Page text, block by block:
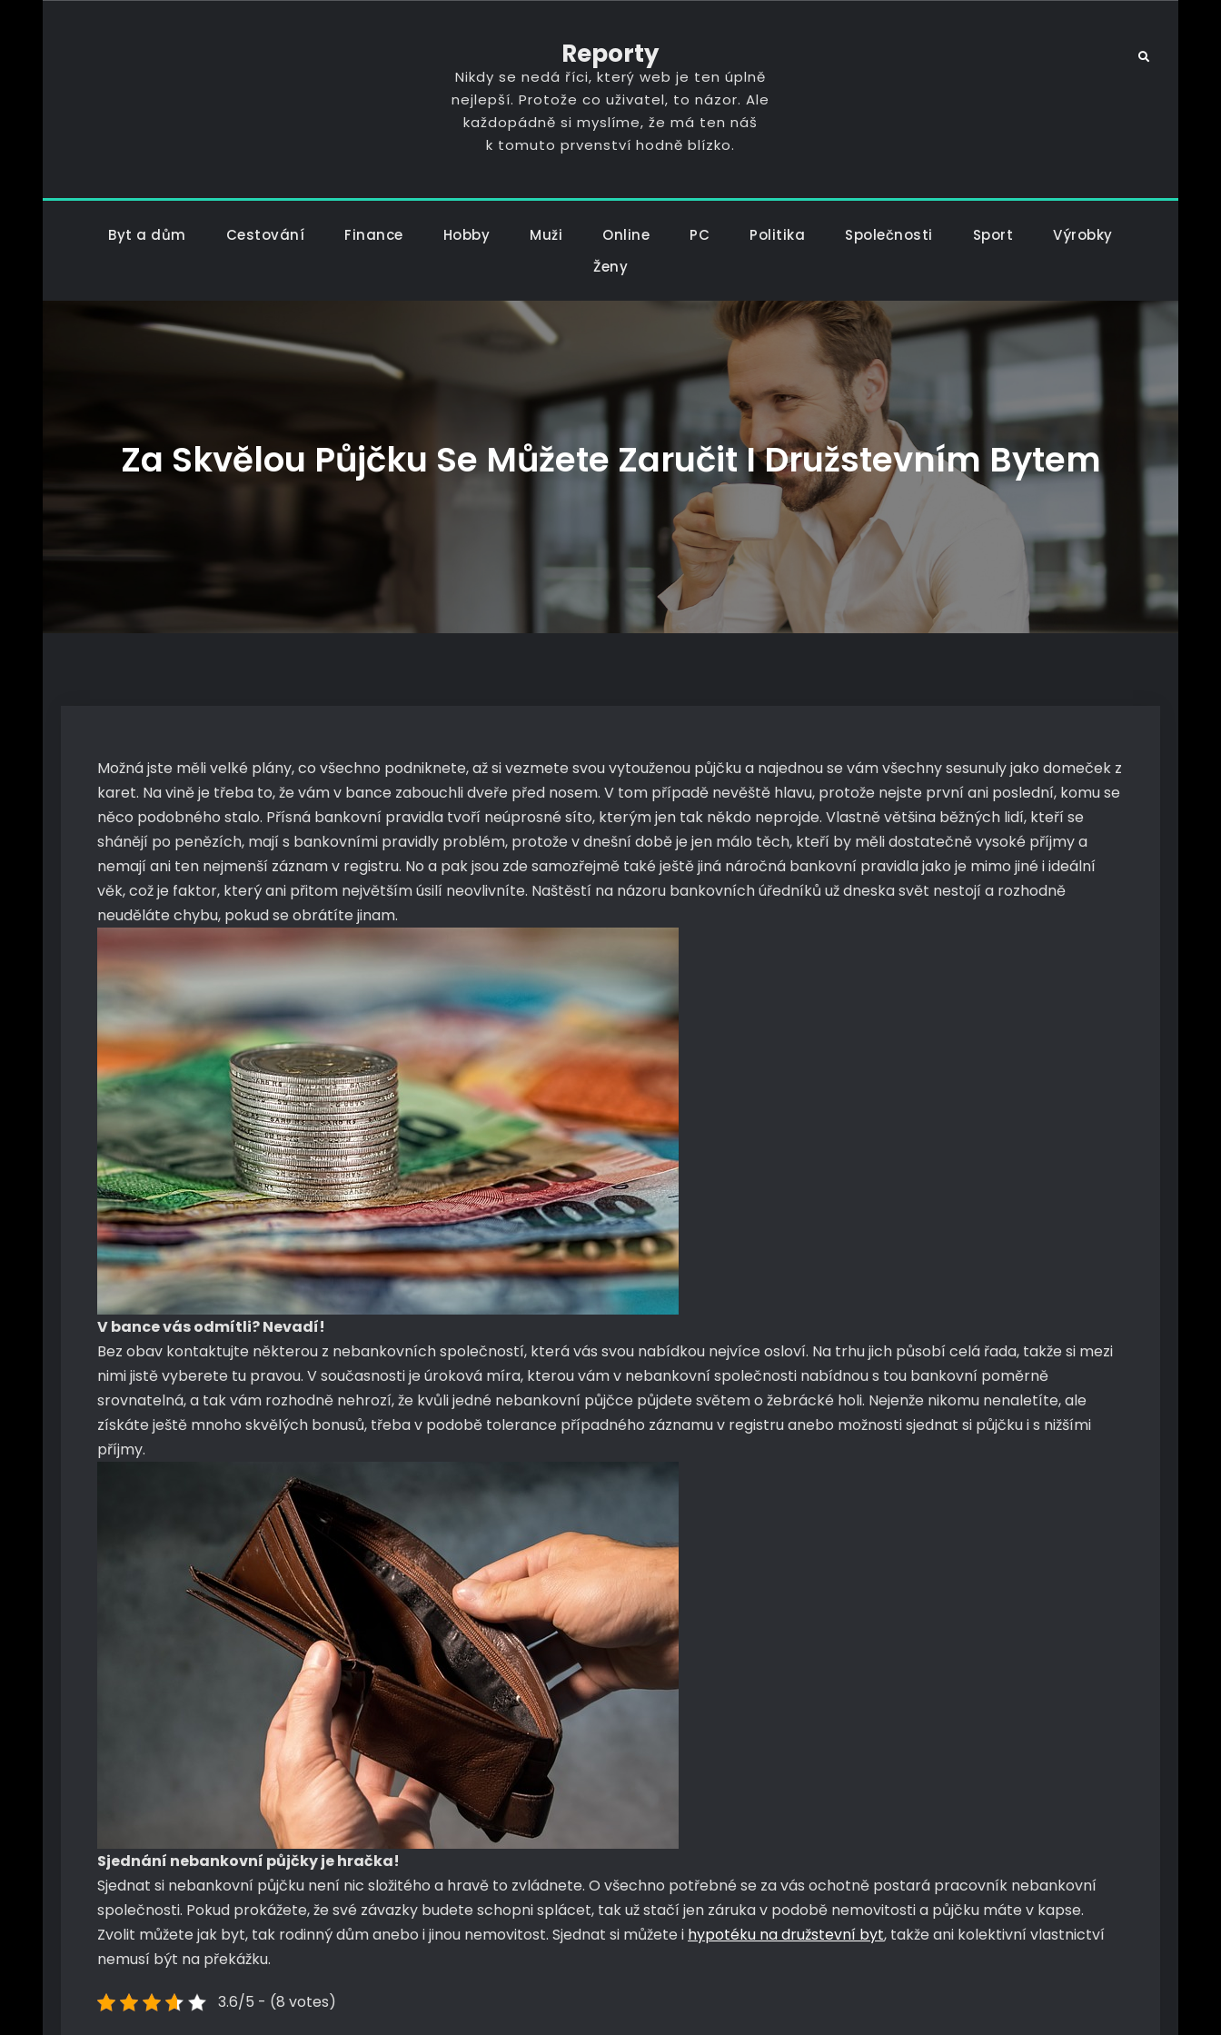
Reporty
Nikdy se nedá říci, který web je ten úplně
nejlepší. Protože co uživatel, to názor. Ale
každopádně si myslíme, že má ten náš
k tomuto prvenství hodně blízko.
Search
Byt a dům Cestování Finance Hobby Muži Online PC Politika Společnosti Sport
Výrobky
Ženy
Za Skvělou Půjčku Se Můžete Zaručit I Družstevním Bytem
Možná jste měli velké plány, co všechno podniknete, až si vezmete svou vytouženou půjčku a najednou se vám všechny sesunuly jako domeček z
karet. Na vině je třeba to, že vám v bance zabouchli dveře před nosem. V tom případě nevěště hlavu, protože nejste první ani poslední, komu se
něco podobného stalo. Přísná bankovní pravidla tvoří neúprosné síto, kterým jen tak někdo neprojde. Vlastně většina běžných lidí, kteří se
shánějí po penězích, mají s bankovními pravidly problém, protože v dnešní době je jen málo těch, kteří by měli dostatečně vysoké příjmy a
nemají ani ten nejmenší záznam v registru. No a pak jsou zde samozřejmě také ještě jiná náročná bankovní pravidla jako je mimo jiné i ideální
věk, což je faktor, který ani přitom největším úsilí neovlivníte. Naštěstí na názoru bankovních úředníků už dneska svět nestojí a rozhodně
neuděláte chybu, pokud se obrátíte jinam.
V bance vás odmítli? Nevadí!
Bez obav kontaktujte některou z nebankovních společností, která vás svou nabídkou nejvíce osloví. Na trhu jich působí celá řada, takže si mezi
nimi jistě vyberete tu pravou. V současnosti je úroková míra, kterou vám v nebankovní společnosti nabídnou s tou bankovní poměrně
srovnatelná, a tak vám rozhodně nehrozí, že kvůli jedné nebankovní půjčce půjdete světem o žebrácké holi. Nejenže nikomu nenaletíte, ale
získáte ještě mnoho skvělých bonusů, třeba v podobě tolerance případného záznamu v registru anebo možnosti sjednat si půjčku i s nižšími
příjmy.
Sjednání nebankovní půjčky je hračka!
Sjednat si nebankovní půjčku není nic složitého a hravě to zvládnete. O všechno potřebné se za vás ochotně postará pracovník nebankovní
společnosti. Pokud prokážete, že své závazky budete schopni splácet, tak už stačí jen záruka v podobě nemovitosti a půjčku máte v kapse.
Zvolit můžete jak byt, tak rodinný dům anebo i jinou nemovitost. Sjednat si můžete i hypotéku na družstevní byt, takže ani kolektivní vlastnictví
nemusí být na překážku.
3.6/5 - (8 votes)